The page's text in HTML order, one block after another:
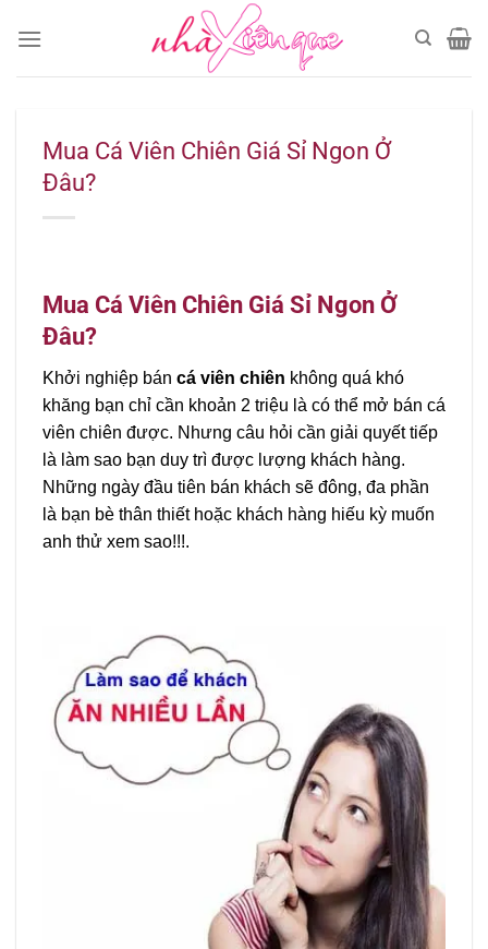
đến
Mua Cá Viên Chiên Giá Sỉ Ngon Ở
Đâu?
Mua Cá Viên Chiên Giá Sỉ Ngon Ở
Đâu?
Khởi nghiệp bán cá viên chiên không quá khó
khăng bạn chỉ cần khoản 2 triệu là có thể mở bán cá
viên chiên được. Nhưng câu hỏi cần giải quyết tiếp
là làm sao bạn duy trì được lượng khách hàng.
Những ngày đầu tiên bán khách sẽ đông, đa phần
là bạn bè thân thiết hoặc khách hàng hiếu kỳ muốn
anh thử xem sao!!!.